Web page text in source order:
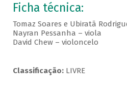
Ficha técnica:
Tomaz Soares e Ubiratã
Nayran Pessanha – viola
David Chew – violoncelo
Classificação:LIVRE